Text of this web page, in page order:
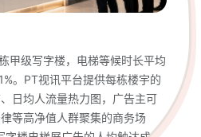
甲级写字楼，电梯等候时长平均
。PT视讯平台提供每栋楼宇的
日均人流量热力图，广告主可
等高净值人群聚集的商务场